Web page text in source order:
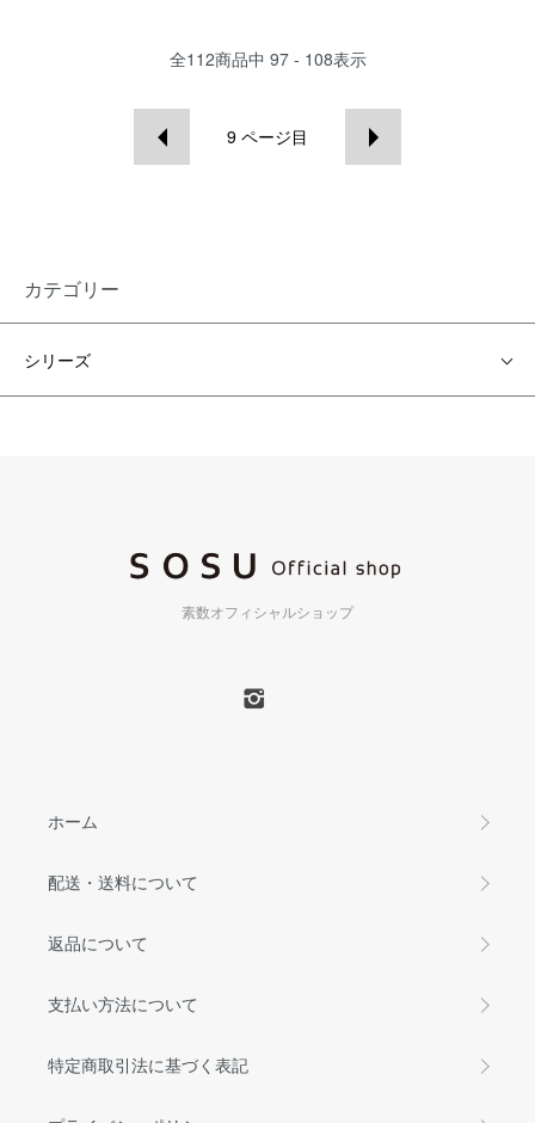
全112商品中 97 - 108表示
9 ページ目
カテゴリー
シリーズ
素数オフィシャルショップ
ホーム
配送・送料について
返品について
支払い方法について
特定商取引法に基づく表記